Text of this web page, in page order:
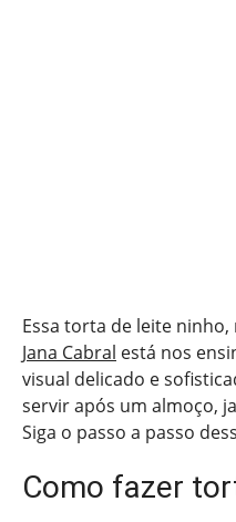
Essa torta de leite
Jana Cabral está nos
visual delicado e
servir após um almoço,
Siga o passo a passo
Como fazer